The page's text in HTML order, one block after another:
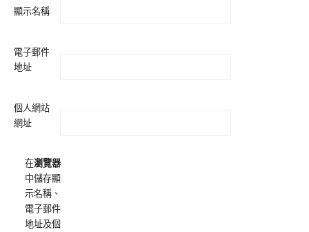
顯示名稱
電子郵件
地址
個人網站
網址
在瀏覽器
中儲存顯
示名稱、
電子郵件
地址及個